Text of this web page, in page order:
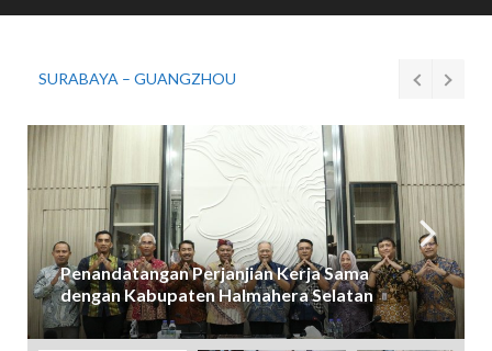
SURABAYA – KOCHI
Penandatangan Perjanjian Kerja Sama
dengan Kabupaten Halmahera Selatan